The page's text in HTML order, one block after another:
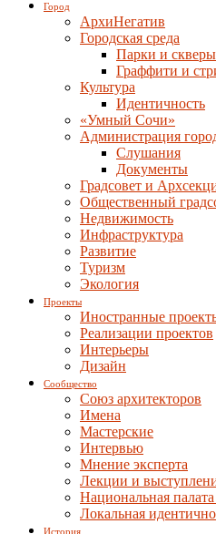
Город
АрхиНегатив
Городская среда
Парки и скверы
Граффити и
Культура
Идентичность
«Умный Сочи»
Администрация
Слушания
Документы
Градсовет и
Общественный
Недвижимость
Инфраструктура
Развитие
Туризм
Экология
Проекты
Иностранные
Реализации проектов
Интерьеры
Дизайн
Сообщество
Союз архитекторов
Имена
Мастерские
Интервью
Мнение эксперта
Лекции и
Национальная
Локальная
История